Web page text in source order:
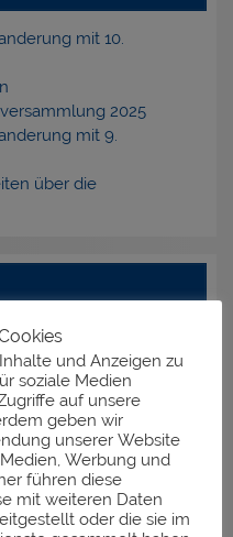
mit 10.
2025
mit 9.
über die
und Anzeigen zu
soziale Medien
auf unsere
geben wir
unserer Website
Werbung und
führen diese
mit weiteren Daten
oder die sie im